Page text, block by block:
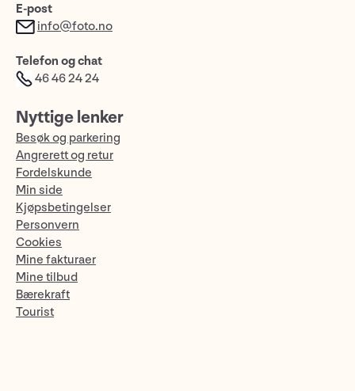
E-post
info@foto.no
Telefon og chat
46 46 24 24
Nyttige lenker
Besøk og parkering
Angrerett og retur
Fordelskunde
Min side
Kjøpsbetingelser
Personvern
Cookies
Mine fakturaer
Mine tilbud
Bærekraft
Tourist